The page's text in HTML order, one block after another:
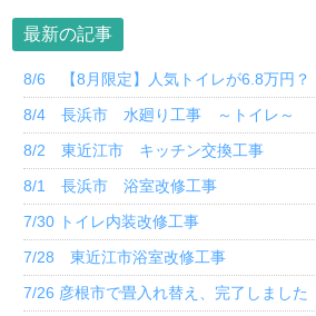
最新の記事
8/6 【8月限定】人気トイレが6.8万円？
8/4 長浜市 水廻り工事 ～トイレ～
8/2 東近江市 キッチン交換工事
8/1 長浜市 浴室改修工事
7/30 トイレ内装改修工事
7/28 東近江市浴室改修工事
7/26 彦根市で畳入れ替え、完了しました